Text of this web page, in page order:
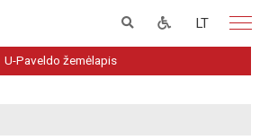
LT
U-Paveldo žemėlapis